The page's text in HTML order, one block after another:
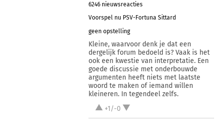
6246 nieuwsreacties
Voorspel nu PSV-Fortuna Sittard
geen opstelling
Kleine, waarvoor denk je dat een
dergelijk forum bedoeld is? Vaak is het
ook een kwestie van interpretatie. Een
goede discussie met onderbouwde
argumenten heeft niets met laatste
woord te maken of iemand willen
kleineren. In tegendeel zelfs.
+1/-0